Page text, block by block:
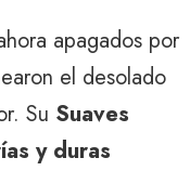
apagados por
el desolado
Su Suaves
y duras